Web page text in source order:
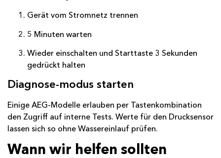
Gerät vom Stromnetz trennen
5 Minuten warten
Wieder einschalten und Starttaste 3 Sekunden
gedrückt halten
Diagnose-modus starten
Einige AEG-Modelle erlauben per Tastenkombination
den Zugriff auf interne Tests. Werte für den Drucksensor
lassen sich so ohne Wassereinlauf prüfen.
Wann wir helfen sollten